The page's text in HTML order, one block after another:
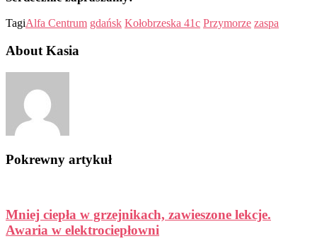
TagiAlfa Centrum gdańsk Kołobrzeska 41c Przymorze zaspa
About Kasia
Pokrewny artykuł
Mniej ciepła w grzejnikach, zawieszone lekcje.
Awaria w elektrociepłowni